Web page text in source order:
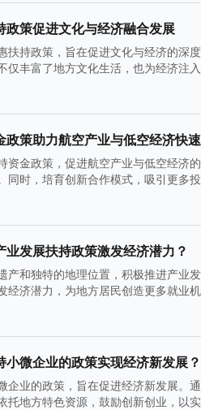
策促进文化与经济融合发展
扶持政策，旨在促进文化与经济的深
仅丰富了地方文化生活，也为经济注
策助力航空产业与低空经济快
资金政策，促进航空产业与低空经济
同时，培育创新合作模式，吸引更多
发展扶持政策激发经济潜力？
产和独特的地理位置，积极推进产业
经济潜力，为地方居民创造更多就业
微企业的政策实现经济新发展？
企业的政策，旨在促进经济新发展。
托地方特色资源，鼓励创新创业，以